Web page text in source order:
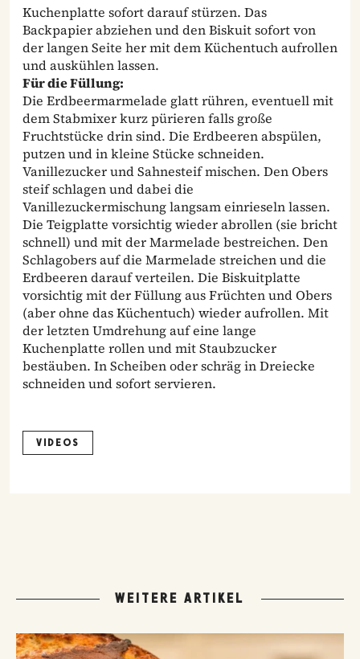
Kuchenplatte sofort darauf stürzen. Das
Backpapier abziehen und den Biskuit sofort von
der langen Seite her mit dem Küchentuch aufrollen
und auskühlen lassen.
Für die Füllung:
Die Erdbeermarmelade glatt rühren, eventuell mit
dem Stabmixer kurz pürieren falls große
Fruchtstücke drin sind. Die Erdbeeren abspülen,
putzen und in kleine Stücke schneiden.
Vanillezucker und Sahnesteif mischen. Den Obers
steif schlagen und dabei die
Vanillezuckermischung langsam einrieseln lassen.
Die Teigplatte vorsichtig wieder abrollen (sie bricht
schnell) und mit der Marmelade bestreichen. Den
Schlagobers auf die Marmelade streichen und die
Erdbeeren darauf verteilen. Die Biskuitplatte
vorsichtig mit der Füllung aus Früchten und Obers
(aber ohne das Küchentuch) wieder aufrollen. Mit
der letzten Umdrehung auf eine lange
Kuchenplatte rollen und mit Staubzucker
bestäuben. In Scheiben oder schräg in Dreiecke
schneiden und sofort servieren.
VIDEOS
WEITERE ARTIKEL